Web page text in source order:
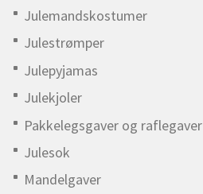
Julemandskostumer
Julestrømper
Julepyjamas
Julekjoler
Pakkelegsgaver og raflegaver
Julesok
Mandelgaver